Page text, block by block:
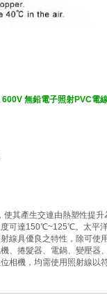
無鉛電子照射PVC電
其產生交連由熱塑性提
可達150℃~125℃。太平
線具優良之特性，除可使
、捲髮器、電鍋、變壓器
相機，均需使用照射線以